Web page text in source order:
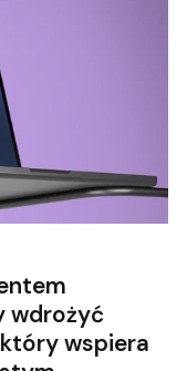
wdrożyć
wspiera